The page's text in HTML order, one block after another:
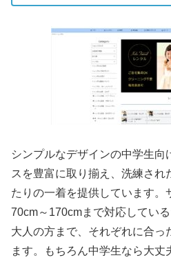
シンプルなデザインの中学生向
スを豊富に取り揃え、洗練され
たりの一着を提供しています。
70cm～170cmまで対応してい
大人の方まで、それぞれに合っ
ます。もちろん中学生なら大丈